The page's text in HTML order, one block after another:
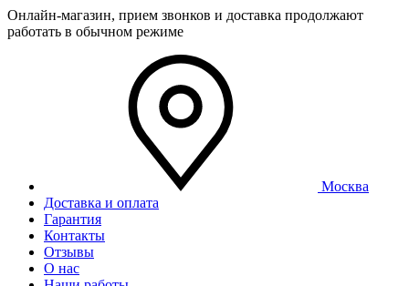
Онлайн-магазин, прием звонков и доставка продолжают
работать в обычном режиме
Москва
Доставка и оплата
Гарантия
Контакты
Отзывы
О нас